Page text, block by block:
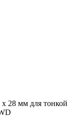
28 мм для тонкой